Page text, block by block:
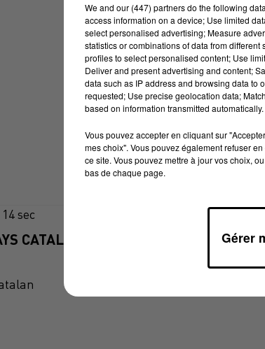
sec
CATALANS DU 10/05/2025 À 06H38
We and our (447) partnersdo the following
access information on a device; Use limited
select personalised advertising; Measure
statistics or combinations of data from
profiles to select personalised content; Use
Deliver and present advertising and content;
data such as IP address and browsing data to
requested; Use precise geolocation data;
based on information transmitted automatically.
Vous pouvez accepter en cliquant sur
mes choix". Vous pouvez également refuser
ce site. Vous pouvez mettre à jour vos choix,
bas de chaque page.
Gérer